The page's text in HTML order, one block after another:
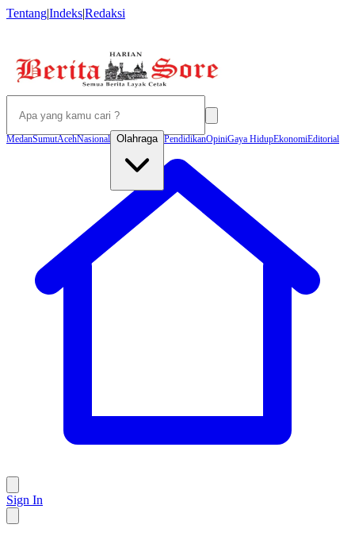
Tentang|Indeks|Redaksi
MedanSumutAcehNasional Olahraga PendidikanOpiniGaya HidupEkonomiEditorial
Sign In